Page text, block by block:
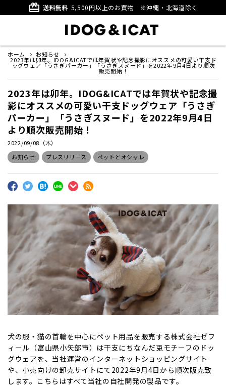
card_giftcard 送料無料 5,500円以上のお買物 ※沖縄・北海道除く
ホーム お知らせ
2023年は卯年。IDOG&ICATでは年賀状や記念撮影にオススメの可愛い干支ド
ッグウェア「うさぎパーカー」「うさぎスヌード」を2022年9月4日より順次
販売開始！
2023年は卯年。IDOG&ICATでは年賀状や記念撮
影にオススメの可愛い干支ドッグウェア「うさぎ
パーカー」「うさぎスヌード」を2022年9月4日
より順次販売開始！
2022/09/08（木）
お知らせ
プレスリリース ペットとオシャレ
犬の服・猫の首輪を中心にペット用品を販売する株式会社ゼフ
ィール（富山県小矢部市）は干支にちなんだ兎モチーフのドッ
グウェアを、当社運営のインターネットショッピングサイト
や、小売向けの卸売サイトにて2022年9月4日から順次販売致
します。こちらはすべて当社の自社開発の製品です。